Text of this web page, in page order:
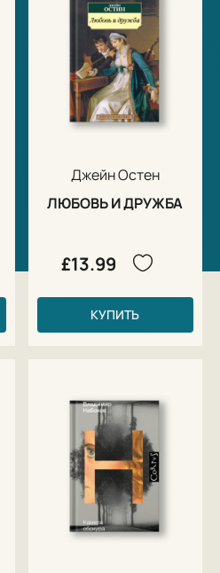
Джейн Остен
ЛЮБОВЬ И ДРУЖБА
£13.99
КУПИТЬ